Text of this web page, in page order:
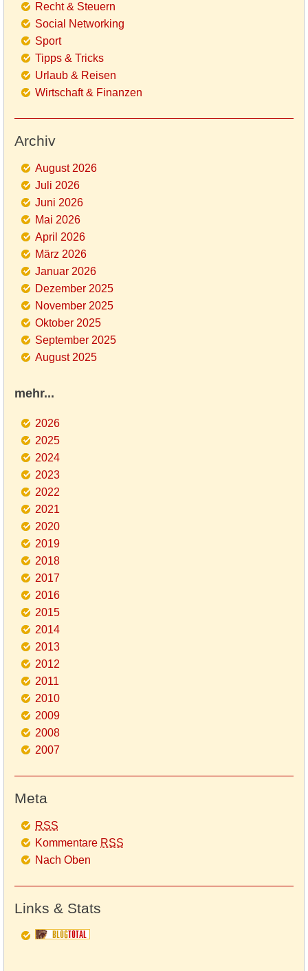
Recht & Steuern
Social Networking
Sport
Tipps & Tricks
Urlaub & Reisen
Wirtschaft & Finanzen
Archiv
August 2026
Juli 2026
Juni 2026
Mai 2026
April 2026
März 2026
Januar 2026
Dezember 2025
November 2025
Oktober 2025
September 2025
August 2025
mehr...
2026
2025
2024
2023
2022
2021
2020
2019
2018
2017
2016
2015
2014
2013
2012
2011
2010
2009
2008
2007
Meta
RSS
Kommentare RSS
Nach Oben
Links & Stats